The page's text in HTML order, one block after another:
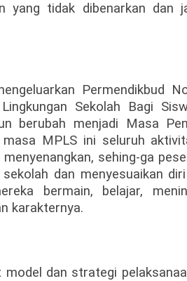
yang tidak dibenarkan dan
Permendikbud
Sekolah Bagi
berubah menjadi Masa
masa MPLS ini seluruh
sehing-ga
dan menyesuaikan
bermain, belajar,
karakternya.
dan strategi